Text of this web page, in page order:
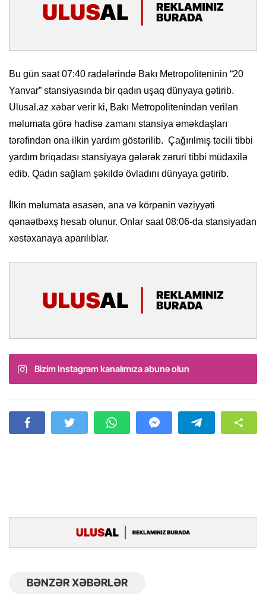
Bu gün saat 07:40 radələrində Bakı Metropoliteninin “20
Yanvar” stansiyasında bir qadın uşaq dünyaya gətirib.
Ulusal.az xəbər verir ki, Bakı Metropolitenindən verilən
məlumata görə hadisə zamanı stansiya əməkdaşları
tərəfindən ona ilkin yardım göstərilib. Çağırılmış təcili tibbi
yardım briqadası stansiyaya gələrək zəruri tibbi müdaxilə
edib. Qadın sağlam şəkildə övladını dünyaya gətirib.
İlkin məlumata əsasən, ana və körpənin vəziyyəti
qənaətbəxş hesab olunur. Onlar saat 08:06-da stansiyadan
xəstəxanaya aparılıblar.
Bizim Instagram kanalımıza abunə olun
BƏNZƏR XƏBƏRLƏR